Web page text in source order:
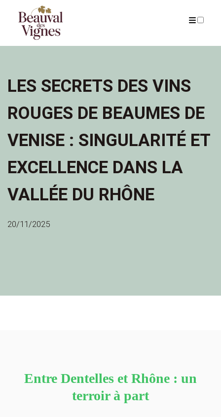
LES SECRETS DES VINS
ROUGES DE BEAUMES DE
VENISE : SINGULARITÉ ET
EXCELLENCE DANS LA
VALLÉE DU RHÔNE
20/11/2025
Entre Dentelles et Rhône : un
terroir à part